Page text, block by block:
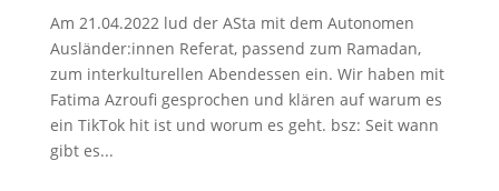
Am 21.04.2022 lud der ASta mit dem Autonomen
Ausländer:innen Referat, passend zum Ramadan,
zum interkulturellen Abendessen ein. Wir haben mit
Fatima Azroufi gesprochen und klären auf warum es
ein TikTok hit ist und worum es geht. bsz: Seit wann
gibt es...